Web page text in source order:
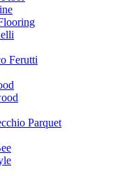
Ferutti
Parquet